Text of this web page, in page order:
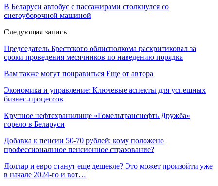
В Беларуси автобус с пассажирами столкнулся со
снегоуборочной машиной
Следующая запись
Председатель Брестского облисполкома раскритиковал за
сроки проведения месячников по наведению порядка
Вам также могут понравиться Еще от автора
Экономика и управление: Ключевые аспекты для успешных
бизнес-процессов
Крупное нефтехранилище «Гомельтранснефть Дружба»
горело в Беларуси
Добавка к пенсии 50-70 рублей: кому положено
профессиональное пенсионное страхование?
Доллар и евро станут еще дешевле? Это может произойти уже
в начале 2024-го и вот…